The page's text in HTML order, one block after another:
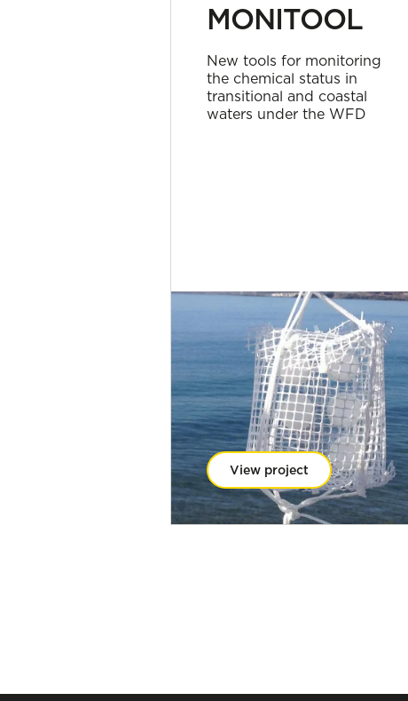
MONITOOL
New tools for monitoring
the chemical status in
transitional and coastal
waters under the WFD
View project